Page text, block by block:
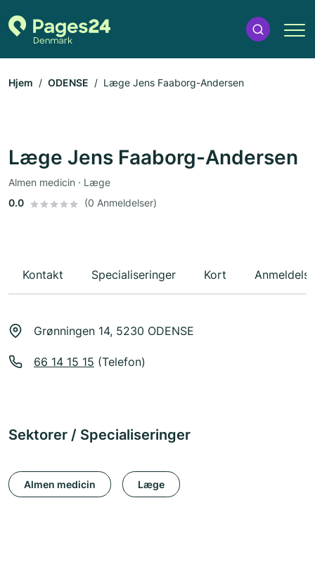
Hjem ODENSE Læge Jens Faaborg-Andersen
Læge Jens Faaborg-Andersen
Almen medicin · Læge
0.0
(0 Anmeldelser)
Kontakt Specialiseringer Kort
Grønningen 14, 5230 ODENSE
66 14 15 15 (Telefon)
Sektorer / Specialiseringer
Almen medicin Læge